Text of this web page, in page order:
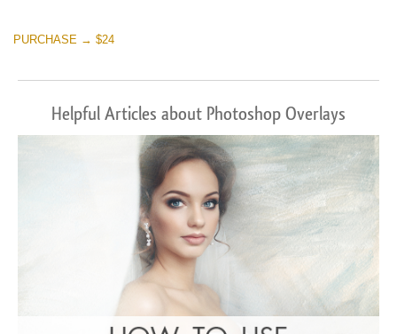
PURCHASE → $24
Helpful Articles about Photoshop Overlays